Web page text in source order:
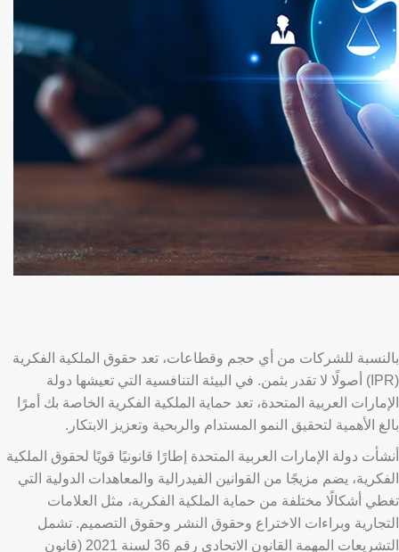
بالنسبة للشركات من أي حجم وقطاعات، تعد حقوق الملكية الفكرية
(IPR) أصولًا لا تقدر بثمن. في البيئة التنافسية التي تعيشها دولة
الإمارات العربية المتحدة، تعد حماية الملكية الفكرية الخاصة بك أمرًا
بالغ الأهمية لتحقيق النمو المستدام والربحية وتعزيز الابتكار.
أنشأت دولة الإمارات العربية المتحدة إطارًا قانونيًا قويًا لحقوق الملكية
الفكرية، يضم مزيجًا من القوانين الفيدرالية والمعاهدات الدولية التي
تغطي أشكالًا مختلفة من حماية الملكية الفكرية، مثل العلامات
التجارية وبراءات الاختراع وحقوق النشر وحقوق التصميم. تشمل
التشريعات المهمة القانون الاتحادي رقم 36 لسنة 2021 (قانون